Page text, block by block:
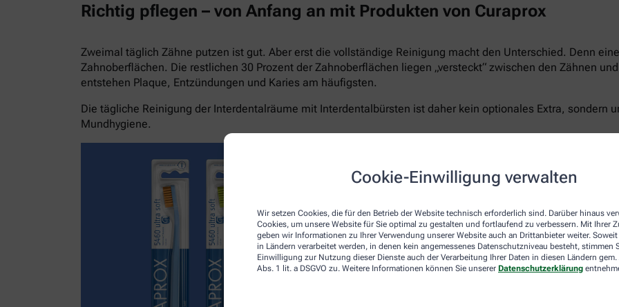
Cookie-Einwilligung verwalten
Wir setzen Cookies, die für den Betrieb der Website technisch erforderlich sind. Darüber hinaus
Cookies, um unsere Website für Sie optimal zu gestalten und fortlaufend zu verbessern. Mit Ihrer
geben wir Informationen zu Ihrer Verwendung unserer Website auch an Drittanbieter weiter. Soweit
in Ländern verarbeitet werden, in denen kein angemessenes Datenschutzniveau besteht, stimmen
Einwilligung zur Nutzung dieser Dienste auch der Verarbeitung Ihrer Daten in diesen Ländern
Abs. 1 lit. a DSGVO zu. Weitere Informationen können Sie unserer Datenschutzerklärung
Richtig pflegen – von Anfang an mit Produkten von Curaprox
Zweimal täglich Zähne putzen ist gut. Aber erst die vollständige Reinigung macht den Unterschied. Denn
Zahnoberflächen. Die restlichen 30 Prozent der Zahnoberflächen liegen „versteckt“ zwischen den Zähnen
entstehen Plaque, Entzündungen und Karies am häufigsten.
Die tägliche Reinigung der Interdentalräume mit Interdentalbürsten ist daher kein optionales Extra, sondern
Mundhygiene.
5.460 Filamenten für eine schonend-gründliche
Zahnpasta Enzycal 1450, die die natürliche
Außerdem dasCPS prime Starter Set– ein
Größen für eine vollständige und umfassende
Sanft zu Zähnen und Zahnfleisch – unerbittlich
der